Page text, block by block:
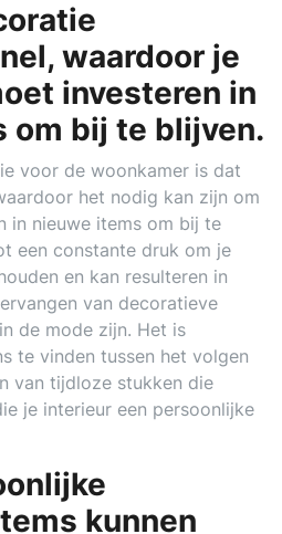
waardoor je
investeren in
om bij te blijven.
voor de woonkamer is dat
het nodig kan zijn om
in nieuwe items om bij te
een constante druk om je
en kan resulteren in
van decoratieve
de mode zijn. Het is
te vinden tussen het volgen
van tijdloze stukken die
je interieur een persoonlijke
kunnen